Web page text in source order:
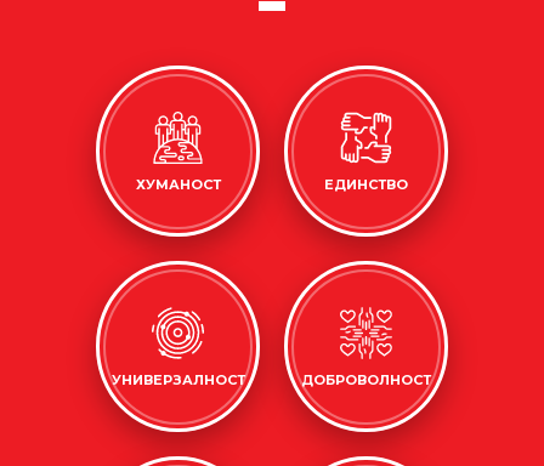
ХУМАНОСТ ЕДИНСТВО
УНИВЕРЗАЛНОСТ ДОБРОВОЛНОСТ